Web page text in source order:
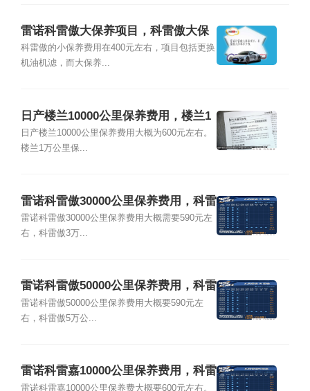
雷诺科雷傲大保养项目，科雷傲大保
养多少钱
科雷傲的小保养费用在400元左右，项目包括更换
机油机滤，而大保养...
日产楼兰10000公里保养费用，楼兰1
万公里保养项目
日产楼兰10000公里保养费用大概为600元左右。
楼兰1万公里保...
雷诺科雷傲30000公里保养费用，科雷
傲3万公里保养项目
雷诺科雷傲30000公里保养费用大概需要590元左
右，科雷傲3万...
雷诺科雷傲50000公里保养费用，科雷
傲5万公里保养项目
雷诺科雷傲50000公里保养费用大概要590元左
右，科雷傲5万公...
雷诺科雷嘉10000公里保养费用，科雷
雷诺科雷嘉10000公里保养费大概要600元左右。